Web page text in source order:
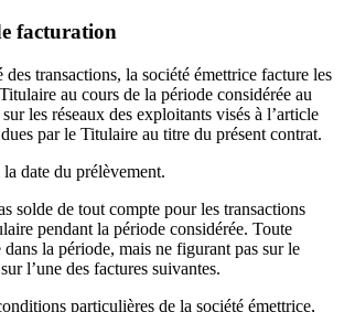
facturation
des transactions, la société émettrice facture les
au cours de la période considérée au
les réseaux des exploitants visés à l’article
par le Titulaire au titre du présent contrat.
date du prélèvement.
solde de tout compte pour les transactions
pendant la période considérée. Toute
la période, mais ne figurant pas sur le
l’une des factures suivantes.
particulières de la société émettrice,